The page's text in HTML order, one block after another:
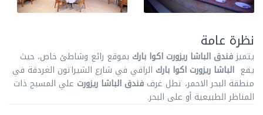
نظرة عامة
يتميزفندق الباشا ريزورت اكوا بارك بموقع رائع وشاطئ خاص، حيث
يقع الباشا ريزورت اكوا بارك الراقي في شارع الشيراتون الغردقة في
منطقة البحر الاحمر، تطل غرف فندق الباشا ريزورت علي المسبح ذات
المناظر الطبيعية أو على البحر.